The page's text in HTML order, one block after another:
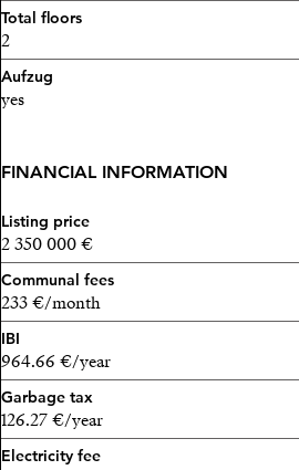
Total floors
2
Aufzug
yes
FINANCIAL INFORMATION
Listing price
2 350 000 €
Communal fees
233 €/month
IBI
964.66 €/year
Garbage tax
126.27 €/year
Electricity fee